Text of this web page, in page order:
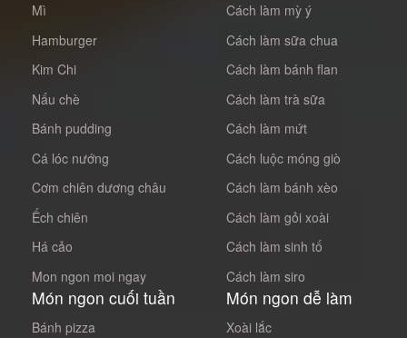
Mì
Hamburger
Kim Chi
Nấu chè
Bánh pudding
Cá lóc nướng
Cơm chiên dương châu
Ếch chiên
Há cảo
Mon ngon moi ngay
Cách làm mỳ ý
Cách làm sữa chua
Cách làm bánh flan
Cách làm trà sữa
Cách làm mứt
Cách luộc móng giò
Cách làm bánh xèo
Cách làm gỏi xoài
Cách làm sinh tố
Cách làm siro
Món ngon cuối tuần
Bánh pizza
Món ngon dễ làm
Xoài lắc